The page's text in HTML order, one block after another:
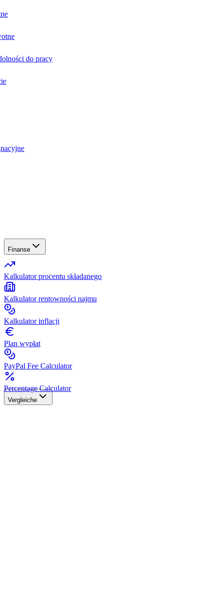
do pracy
Finanse
Kalkulator procentu składanego
Kalkulator rentowności najmu
Kalkulator inflacji
Plan wypłat
PayPal Fee Calculator
Percentage Calculator
Vergleiche